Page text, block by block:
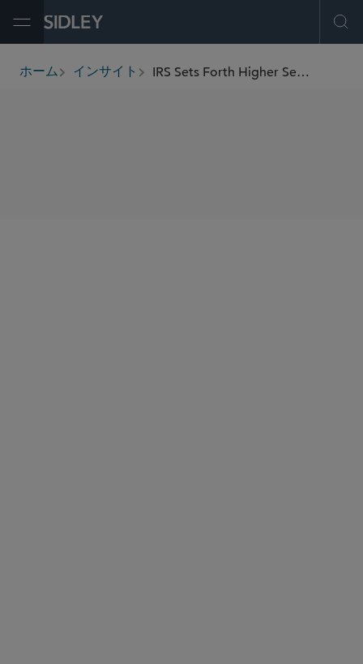
breadcrumbs
ホーム インサイト IRS Sets Forth Higher Section 45 PTC Rate for 2022 Projects